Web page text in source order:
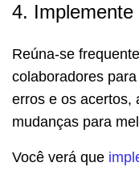
4.
Reúna-se
colaboradores
erros e os acertos,
mudanças para
Você verá que